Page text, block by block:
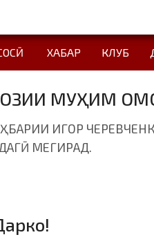
ХАБАР КЛУБ
МУҲИМ
ИГОР
МЕГИРАД.